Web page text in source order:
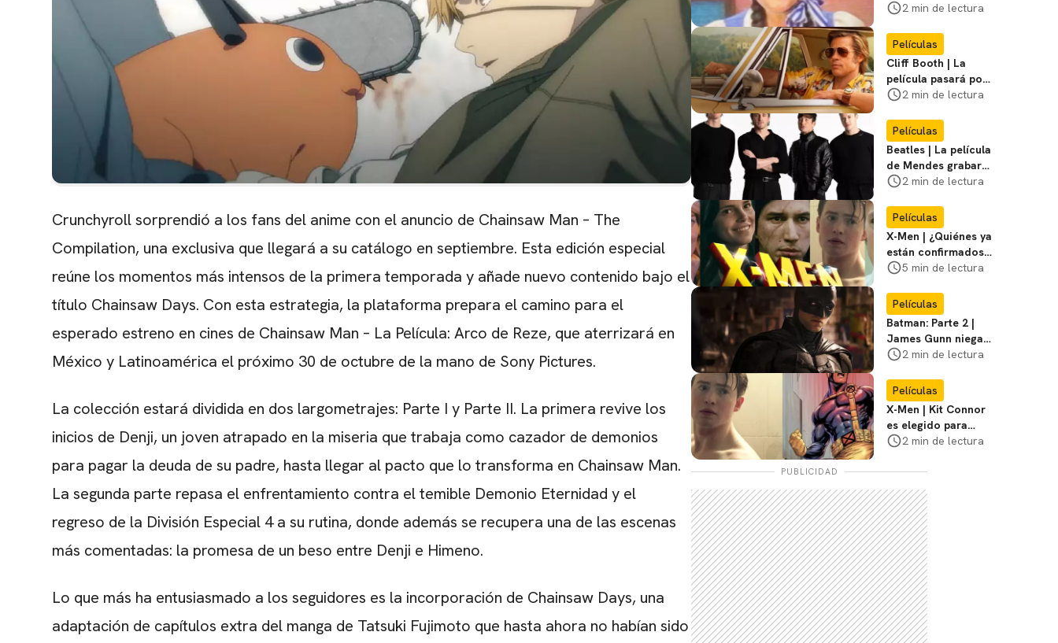
Crunchyroll sorprendió a los fans del anime con el anuncio de Chainsaw Man – The
Compilation, una exclusiva que llegará a su catálogo en septiembre. Esta edición especial
reúne los momentos más intensos de la primera temporada y añade nuevo contenido bajo el
título Chainsaw Days. Con esta estrategia, la plataforma prepara el camino para el
esperado estreno en cines de Chainsaw Man – La Película: Arco de Reze, que aterrizará en
México y Latinoamérica el próximo 30 de octubre de la mano de Sony Pictures.
La colección estará dividida en dos largometrajes: Parte I y Parte II. La primera revive los
inicios de Denji, un joven atrapado en la miseria que trabaja como cazador de demonios
para pagar la deuda de su padre, hasta llegar al pacto que lo transforma en Chainsaw Man.
La segunda parte repasa el enfrentamiento contra el temible Demonio Eternidad y el
regreso de la División Especial 4 a su rutina, donde además se recupera una de las escenas
más comentadas: la promesa de un beso entre Denji e Himeno.
Lo que más ha entusiasmado a los seguidores es la incorporación de Chainsaw Days, una
adaptación de capítulos extra del manga de Tatsuki Fujimoto que hasta ahora no habían sido
visitar el
Miasma
2 min de lectura
Películas
Cliff Booth | La
película pasará por
nuevas filmaciones
2 min de lectura
Películas
Beatles | La película
de Mendes grabará
escenas en la
2 min de lectura
Películas
X-Men | ¿Quiénes ya
están confirmados
en la película de
favoritos
5 min de lectura
Películas
Batman: Parte 2 |
James Gunn niega
que se filme la parte
2 min de lectura
Películas
X-Men | Kit Connor
es elegido para
interpretar a
película
2 min de lectura
PUBLICIDAD